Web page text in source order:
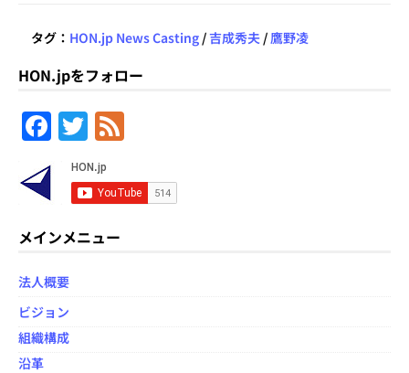
k
タグ： HON.jp News Casting /吉成秀夫 /鷹野凌
HON.jpをフォロー
F
a
b
o
o
k
T
w
itt
er
e
d
メインメニュー
法人概要
ビジョン
組織構成
沿革